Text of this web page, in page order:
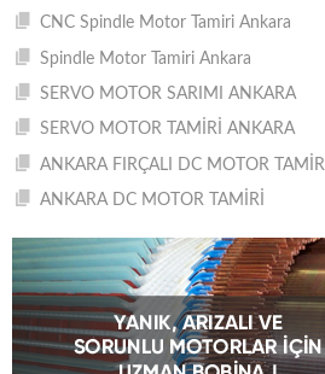
CNC Spindle Motor Tamiri Ankara
Spindle Motor Tamiri Ankara
SERVO MOTOR SARIMI ANKARA
SERVO MOTOR TAMİRİ ANKARA
ANKARA FIRÇALI DC MOTOR TAMİRİ
ANKARA DC MOTOR TAMİRİ